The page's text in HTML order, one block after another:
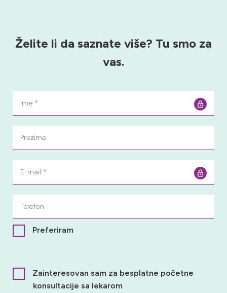
Želite li da saznate više? Tu smo za
vas.
Preferiram
Zainteresovan sam za besplatne početne
konsultacije sa lekarom